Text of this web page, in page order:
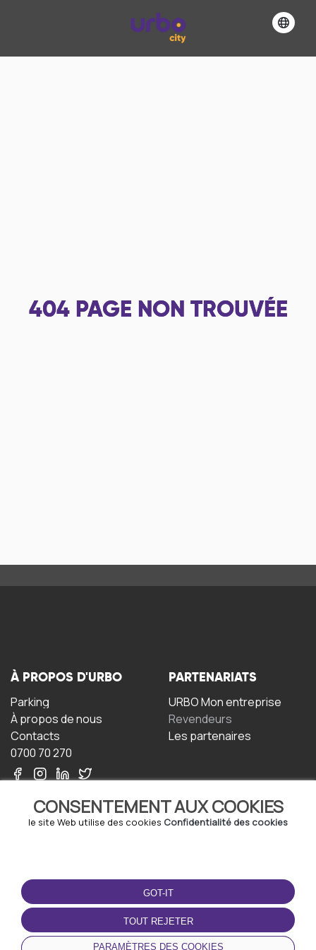
404 PAGE NON TROUVÉE
CONSENTEMENT AUX COOKIES
le site Web utilise des cookies Confidentialité des cookies
GOT-IT
TOUT REJETER
PARAMÈTRES DES COOKIES
À PROPOS D'URBO
Parking
À propos de nous
Contacts
0700 70 270
PARTENARIATS
URBO Mon entreprise
Revendeurs
Les partenaires
TERMS-OF-USE
Termes et conditions
Politique de confidentialité
Politique relative aux
cookies
TÉLÉCHARGEZ
L'APPLICATION